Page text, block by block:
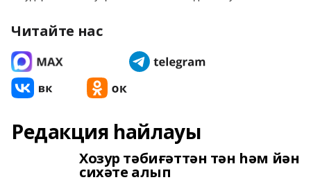
Читайте нас
Редакция һайлауы
Хозур тәбиғәттән тән һәм йән
сихәте алып